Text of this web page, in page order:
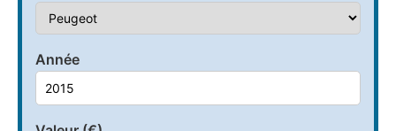
Année